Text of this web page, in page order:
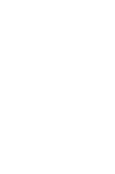
Canyon
certifiée GOTS
pas à la peau
100